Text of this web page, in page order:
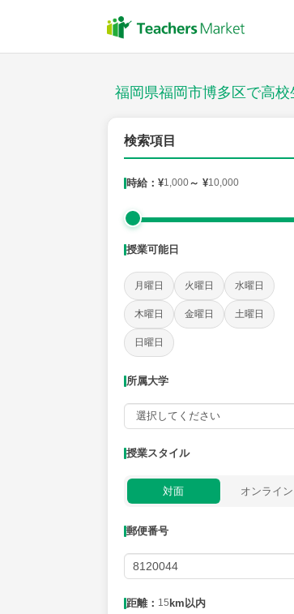
福岡県福岡市博多区で高
検索項目
時給：¥1,000～ ¥10,000
授業可能日
月曜日 火曜日 水曜日
木曜日 金曜日 土曜日
日曜日
所属大学
授業スタイル
対面 オンライン
郵便番号
距離： 15 km以内
授業スタイル
英語(筆記) 英語(リスニング) 数学
日本史 地理
時給：¥1,000 ～ ¥10,000
授業可能日
火曜日 木曜日
距離：15km以内